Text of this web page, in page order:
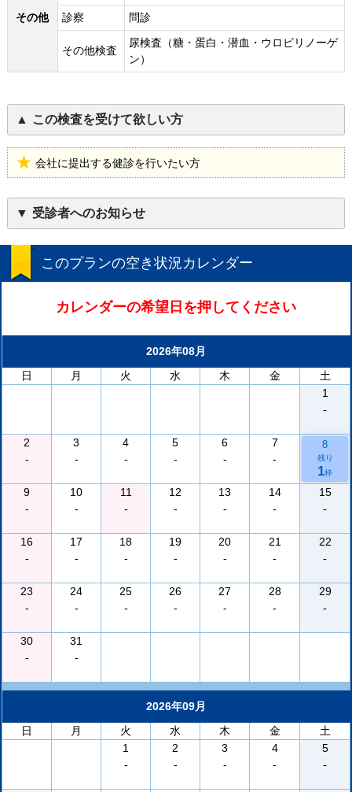
その他 診察 問診
その他検査
尿検査（糖・蛋白・潜血・ウロビリノーゲ
ン）
この検査を受けて欲しい方
会社に提出する健診を行いたい方
受診者へのお知らせ
このプランの空き状況カレンダー
カレンダーの希望日を押してください
2026年08月
日
月 火 水 木 金
土
1
-
2
-
3
-
4
-
5
-
6
-
7
-
8
残り
1枠
9
-
10
-
11
-
12
-
13
-
14
-
15
-
16
-
17
-
18
-
19
-
20
-
21
-
22
-
23
-
24
-
25
-
26
-
27
-
28
-
29
-
30
-
31
-
2026年09月
日
月 火 水 木 金
土
1
-
2
-
3
-
4
-
5
-